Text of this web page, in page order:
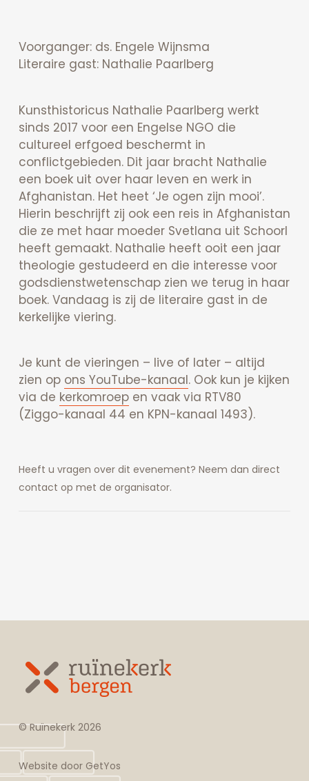
Voorganger: ds. Engele Wijnsma
Literaire gast: Nathalie Paarlberg
Kunsthistoricus Nathalie Paarlberg werkt
sinds 2017 voor een Engelse NGO die
cultureel erfgoed beschermt in
conflictgebieden. Dit jaar bracht Nathalie
een boek uit over haar leven en werk in
Afghanistan. Het heet ‘Je ogen zijn mooi’.
Hierin beschrijft zij ook een reis in Afghanistan
die ze met haar moeder Svetlana uit Schoorl
heeft gemaakt. Nathalie heeft ooit een jaar
theologie gestudeerd en die interesse voor
godsdienstwetenschap zien we terug in haar
boek. Vandaag is zij de literaire gast in de
kerkelijke viering.
Je kunt de vieringen – live of later – altijd
zien op ons YouTube-kanaal. Ook kun je kijken
via de kerkomroepen vaak via RTV80
(Ziggo-kanaal 44 en KPN-kanaal 1493).
Heeft u vragen over dit evenement? Neem dan direct
contact op met de organisator.
© Ruïnekerk 2026
Website doorGetYos